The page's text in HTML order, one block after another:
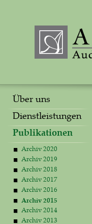
Über uns
Dienstleistungen
Publikationen
Archiv 2020
Archiv 2019
Archiv 2018
Archiv 2017
Archiv 2016
Archiv 2015
Archiv 2014
Archiv 2013